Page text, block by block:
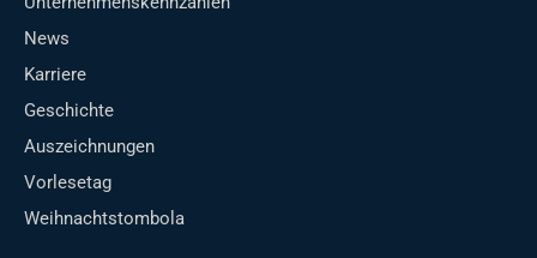
News
Karriere
Geschichte
Auszeichnungen
Vorlesetag
Weihnachtstombola